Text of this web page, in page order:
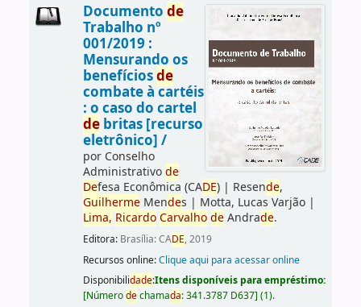
Documento de
Trabalho nº
001/2019 :
Mensurando os
benefíciosde
combate à cartéis
: o caso do cartel
debritas [recurso
eletrônico] /
por Conselho
Administrativode
Defesa Econômica (CADE)| Resende,
GuilhermeMendes | Motta, Lucas Varjão|
Lima, Ricardo Carvalho deAndrade.
Editora: Brasília: CADE, 2019
Recursos online:Clique aqui para acessar online
Disponibilidade:Itens disponíveis para empréstimo:
[Númerodechamada:341.3787 D637] (1).